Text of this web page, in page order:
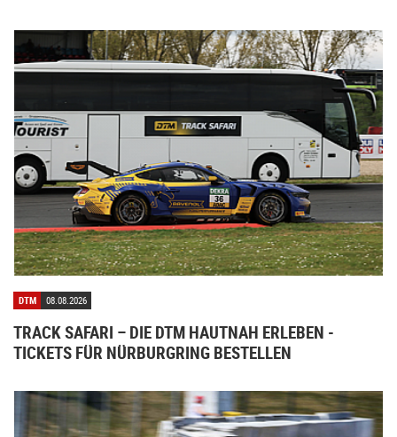
DTM 08.08.2026
TRACK SAFARI – DIE DTM HAUTNAH ERLEBEN -
TICKETS FÜR NÜRBURGRING BESTELLEN